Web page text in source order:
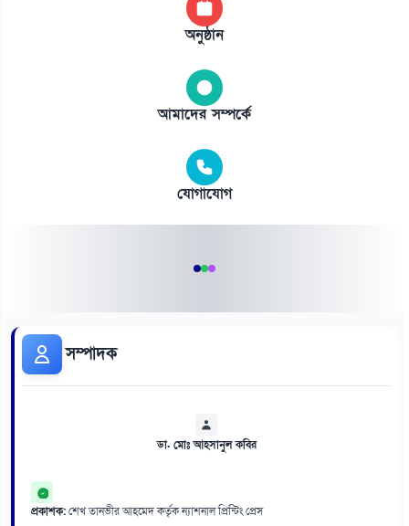
অনুষ্ঠান
আমাদের সম্পর্কে
যোগাযোগ
সম্পাদক
ডা. মোঃ আহসানুল কবির
প্রকাশক:শেখ তানভীর আহমেদ কর্তৃক ন্যাশনাল প্রিন্টিং প্রেস